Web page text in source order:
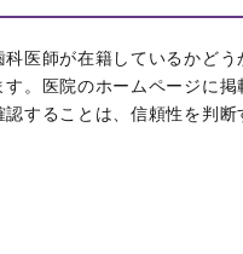
科医師が在籍しているかどう
す。医院のホームページに
認することは、信頼性を判断